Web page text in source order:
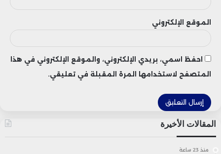
الموقع الإلكتروني
احفظ اسمي، بريدي الإلكتروني، والموقع الإلكتروني في هذا
المتصفح لاستخدامها المرة المقبلة في تعليقي.
المقالات الأخيرة
منذ 23 ساعة